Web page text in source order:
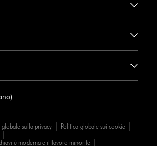
globale sulla privacy
Politica globale sui cookie
moderna e il lavoro minorile